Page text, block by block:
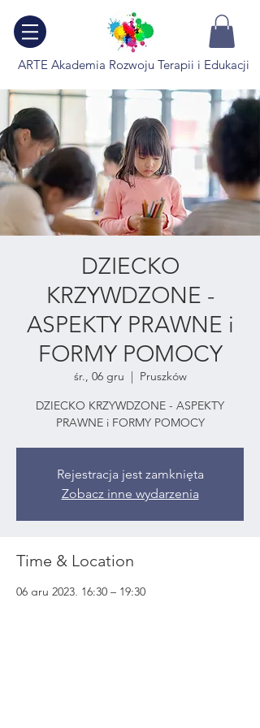
ARTE Akademia Rozwoju Terapii i Edukacji
DZIECKO
KRZYWDZONE -
ASPEKTY PRAWNE i
FORMY POMOCY
śr., 06 gru
  |
Pruszków
DZIECKO KRZYWDZONE - ASPEKTY
PRAWNE i FORMY POMOCY
Rejestracja jest zamknięta
Zobacz inne wydarzenia
Time & Location
06 gru 2023, 16:30 – 19:30